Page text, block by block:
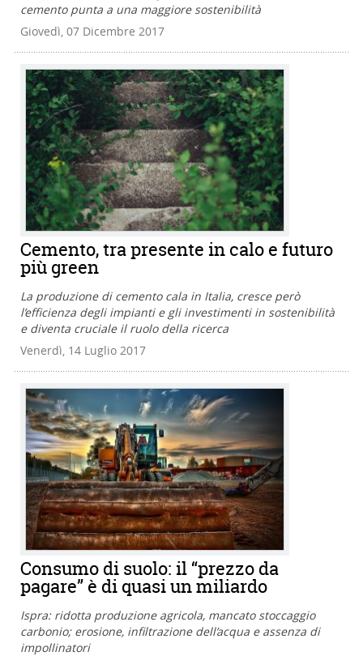
cemento punta a una maggiore sostenibilità
Giovedì, 07 Dicembre 2017
Cemento, tra presente in calo e futuro
più green
La produzione di cemento cala in Italia, cresce però
l’efficienza degli impianti e gli investimenti in sostenibilità
e diventa cruciale il ruolo della ricerca
Venerdì, 14 Luglio 2017
Consumo di suolo: il “prezzo da
pagare” è di quasi un miliardo
Ispra: ridotta produzione agricola, mancato stoccaggio
carbonio; erosione, infiltrazione dell’acqua e assenza di
impollinatori